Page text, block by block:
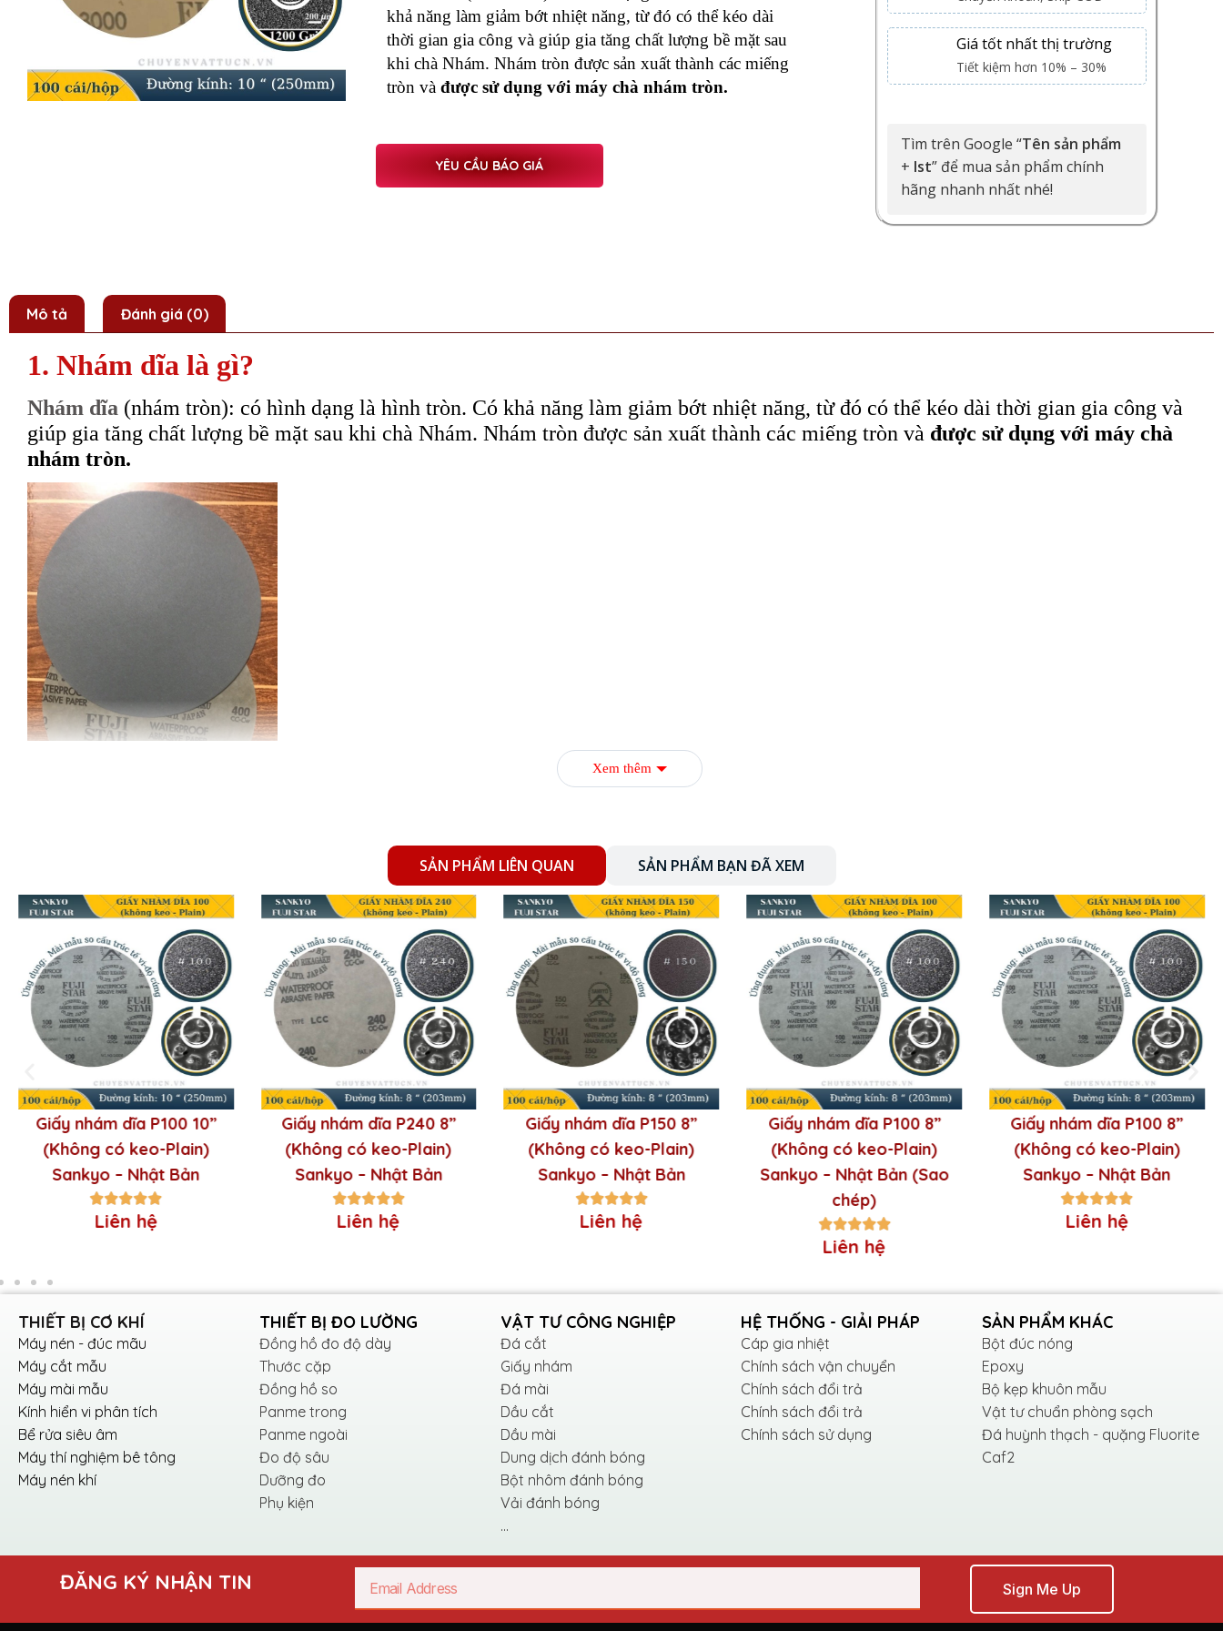
khả năng làm giảm bớt nhiệt năng, từ đó có thể kéo dài
thời gian gia công và giúp gia tăng chất lượng bề mặt sau
khi chà Nhám. Nhám tròn được sản xuất thành các miếng
tròn và được sử dụng với máy chà nhám tròn.
YÊU CẦU BÁO GIÁ
Giá tốt nhất thị trường
Tiết kiệm hơn 10% – 30%
Tìm trên Google “Tên sản phẩm
+ Ist” để mua sản phẩm chính
hãng nhanh nhất nhé!
Mô tả Đánh giá (0)
1. Nhám dĩa là gì?
Nhám dĩa (nhám tròn): có hình dạng là hình tròn. Có khả năng làm giảm bớt nhiệt năng, từ đó có thể kéo dài thời gian gia công và
giúp gia tăng chất lượng bề mặt sau khi chà Nhám. Nhám tròn được sản xuất thành các miếng tròn và được sử dụng với máy chà
nhám tròn.
2. Cấu tạo
Nhám tròn bao gồm một lớp vật liệu nền, thường là giấy hoặc vải, được phủ một lớp hạt mài. Hạt mài có thể được làm từ nhiều loại
vật liệu khác nhau, bao gồmoxit nhôm ,oxit crom, silicon carbide , hoặcgarnet
3. Kích thước
Kích thước Nhám tròn thường được đo bằng đường kính, đơn vị là inch hoặc mm. Các kích thước Nhám tròn phổ biến bao gồm:
8 inch (200 mm)
10 inch (250 mm)
12 inch (300 mm)
Ngoài ra, còn có một số kích thước Nhám tròn đặc biệt, chẳng hạn như 1 inch (25 mm), 7 inch (175 mm), 14 inch (350 mm), 16
inch (400 mm), v.v.
Kích thước Nhám tròn phù hợp với từng công việc cụ thể. Ví dụ, Nhám tròn
hạn như chà nhám bề mặt gỗ hoặc kim loại.
Xem thêm
SẢN PHẨM LIÊN QUAN SẢN PHẨM BẠN ĐÃ XEM
Giấy nhám dĩa P100 10”
(Không có keo-Plain)
Sankyo – Nhật Bản
Liên hệ
Giấy nhám dĩa P240 8”
(Không có keo-Plain)
Sankyo – Nhật Bản
Liên hệ
Giấy nhám dĩa P150 8”
(Không có keo-Plain)
Sankyo – Nhật Bản
Liên hệ
Giấy nhám dĩa P100 8”
(Không có keo-Plain)
Sankyo – Nhật Bản (Sao
chép)
Liên hệ
Giấy nhám dĩa P100 8”
(Không có keo-Plain)
Sankyo – Nhật Bản
Liên hệ
THIẾT BỊ CƠ KHÍ
Máy nén - đúc mãu
Máy cắt mẫu
Máy mài mẫu
Kính hiển vi phân tích
Bể rửa siêu âm
Máy thí nghiệm bê tông
Máy nén khí
THIẾT BỊ ĐO LƯỜNG
Đồng hồ đo độ dày
Thước cặp
Đồng hồ so
Panme trong
Panme ngoài
Đo độ sâu
Dưỡng đo
Phụ kiện
VẬT TƯ CÔNG NGHIỆP
Đá cắt
Giấy nhám
Đá mài
Dầu cắt
Dầu mài
Dung dịch đánh bóng
Bột nhôm đánh bóng
Vải đánh bóng
...
HỆ THỐNG - GIẢI PHÁP
Cáp gia nhiệt
Chính sách vận chuyển
Chính sách đổi trả
Chính sách đổi trả
Chính sách sử dụng
SẢN PHẨM KHÁC
Bột đúc nóng
Epoxy
Bộ kẹp khuôn mẫu
Vật tư chuẩn phòng sạch
Đá huỳnh thạch - quặng Fluorite
Caf2
ĐĂNG KÝ NHẬN TIN
Sign Me Up